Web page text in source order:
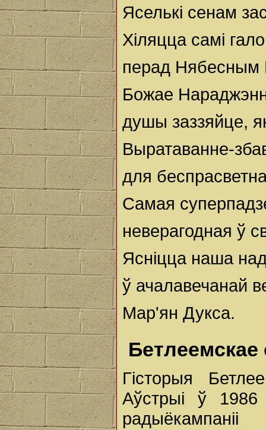
Яселькі сенам
Хіляцца самі
перад Нябесным
Божае
душы заззяйце,
Выратаванне-
для
Самая
неверагодная ў
Ясніцца наша
ў ачалавечанай
Мар'ян Дукса.
Гісторыя
Аўстрыі ў 1986